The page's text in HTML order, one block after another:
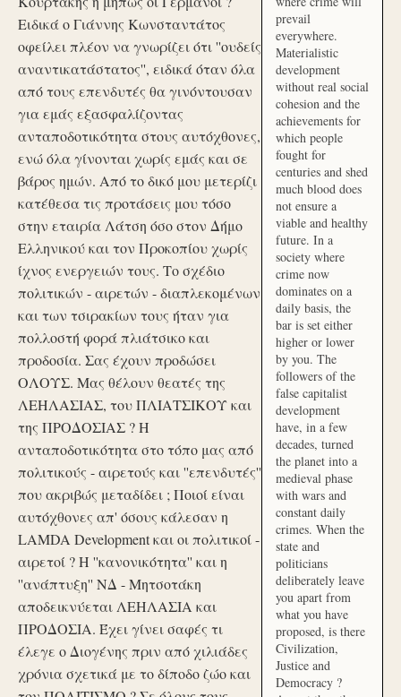
Ειδικά ο Γιάννης Κωνσταντάτος
οφείλει πλέον να γνωρίζει ότι ''ουδείς
αναντικατάστατος'', ειδικά όταν όλα
από τους επενδυτές θα γινόντουσαν
για εμάς εξασφαλίζοντας
ανταποδοτικότητα στους αυτόχθονες,
ενώ όλα γίνονται χωρίς εμάς και σε
βάρος ημών. Από το δικό μου μετερίζι
κατέθεσα τις προτάσεις μου τόσο
στην εταιρία Λάτση όσο στον Δήμο
Ελληνικού και τον Προκοπίου χωρίς
ίχνος ενεργειών τους. Το σχέδιο
πολιτικών - αιρετών - διαπλεκομένων
και των τσιρακίων τους ήταν για
πολλοστή φορά πλιάτσικο και
προδοσία. Σας έχουν προδώσει
ΟΛΟΥΣ. Μας θέλουν θεατές της
ΛΕΗΛΑΣΙΑΣ, του ΠΛΙΑΤΣΙΚΟΥ και
της ΠΡΟΔΟΣΙΑΣ ? Η
ανταποδοτικότητα στο τόπο μας από
πολιτικούς - αιρετούς και ''επενδυτές''
που ακριβώς μεταδίδει ; Ποιοί είναι
αυτόχθονες απ' όσους κάλεσαν η
LAMDA Development και οι πολιτικοί -
αιρετοί ? Η ''κανονικότητα'' και η
''ανάπτυξη'' ΝΔ - Μητσοτάκη
αποδεικνύεται ΛΕΗΛΑΣΙΑ και
ΠΡΟΔΟΣΙΑ. Έχει γίνει σαφές τι
έλεγε ο Διογένης πριν από χιλιάδες
χρόνια σχετικά με το δίποδο ζώο και
prevail
everywhere.
Materialistic
development
without real social
cohesion and the
achievements for
which people
fought for
centuries and shed
much blood does
not ensure a
viable and healthy
future. In a
society where
crime now
dominates on a
daily basis, the
bar is set either
higher or lower
by you. The
followers of the
false capitalist
development
have, in a few
decades, turned
the planet into a
medieval phase
with wars and
constant daily
crimes. When the
state and
politicians
deliberately leave
you apart from
what you have
proposed, is there
Civilization,
Justice and
Democracy ?